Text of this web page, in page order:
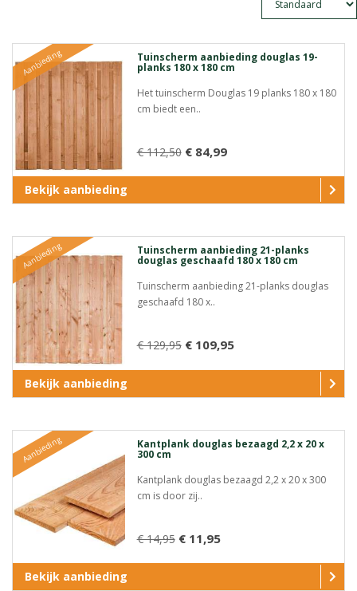
Aanbieding Tuinscherm aanbieding douglas 19-
planks 180 x 180 cm
Het tuinscherm Douglas 19 planks 180 x 180
cm biedt een..
€ 112,50 € 84,99
Bekijk aanbieding
Aanbieding Tuinscherm aanbieding 21-planks
douglas geschaafd 180 x 180 cm
Tuinscherm aanbieding 21-planks douglas
geschaafd 180 x..
€ 129,95 € 109,95
Bekijk aanbieding
Aanbieding Kantplank douglas bezaagd 2,2 x 20 x
300 cm
Kantplank douglas bezaagd 2,2 x 20 x 300
cm is door zij..
€ 14,95 € 11,95
Bekijk aanbieding